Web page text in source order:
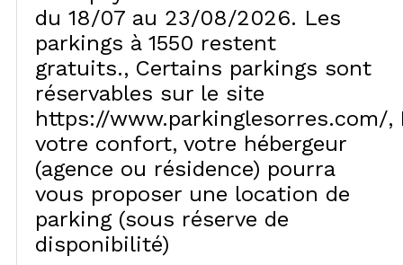
du 18/07 au 23/08/2026. Les
parkings à 1550 restent
gratuits.
Certains parkings sont
réservables sur le site
https://www.parkinglesorres.com/
votre confort, votre hébergeur
(agence ou résidence) pourra
vous proposer une location de
parking (sous réserve de
disponibilité)